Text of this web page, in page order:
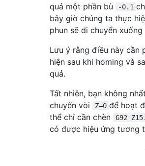
quả một phần bù
-0.1
bây giờ chúng ta thực
phun sẽ di chuyển xuống
Lưu ý rằng điều này cần
hiện sau khi homing và
quả.
Tất nhiên, bạn không
chuyển vòi
Z=0 để hoạt
thể chỉ cần chèn
G92
có được hiệu ứng tương